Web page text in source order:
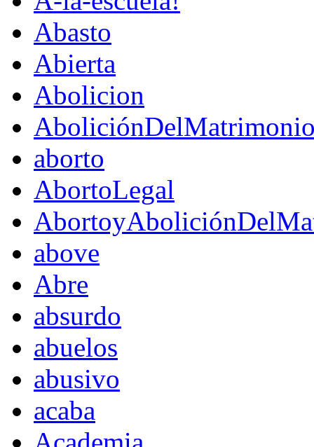
Abasto
Abierta
Abolicion
aborto
AbortoLegal
above
Abre
absurdo
abuelos
abusivo
acaba